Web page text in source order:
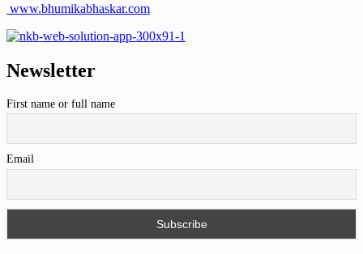
www.bhumikabhaskar.com
Newsletter
First name or full name
Email